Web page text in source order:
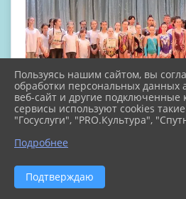
Пользуясь нашим сайтом, вы
обработки персональных данных
веб-сайт и другие подключенные
сервисы используют cookies
"Госуслуги", "PRO.Культура",
Подробнее
Подтверждаю